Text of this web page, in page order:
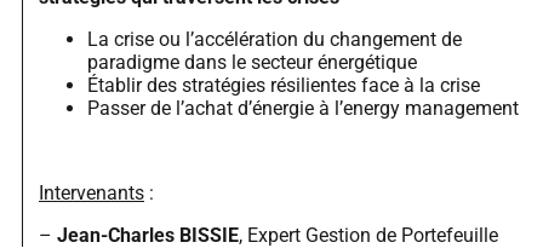
La crise ou l’accélération du changement de
paradigme dans le secteur énergétique
Établir des stratégies résilientes face à la crise
Passer de l’achat d’énergie à l’energy management
Intervenants :
– Jean-Charles BISSIE, Expert Gestion de Portefeuille